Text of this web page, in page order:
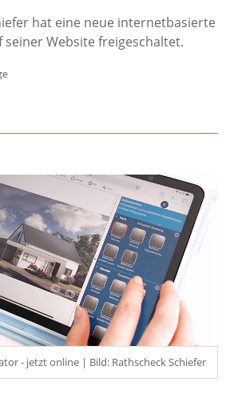
hat eine neue internetbasierte
seiner Website freigeschaltet.
- jetzt online | Bild: Rathscheck Schiefer